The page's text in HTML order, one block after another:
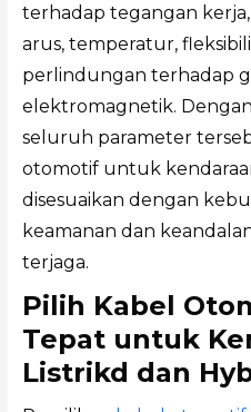
terhadap tegangan
arus, temperatur,
perlindungan terhadap
elektromagnetik.
seluruh parameter
otomotif untuk
disesuaikan dengan
keamanan dan
terjaga.
Pilih Kabel
Tepat untuk
Listrikd dan